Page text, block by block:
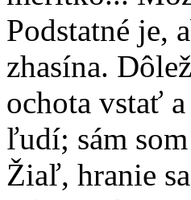
Podstatné je,
zhasína.
ochota vstať
ľudí; sám
Žiaľ, hranie